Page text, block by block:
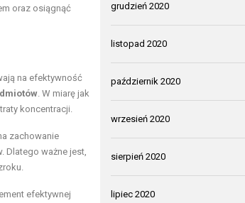
oraz osiągnąć
na efektywność
. W miarę jak
koncentracji.
zachowanie
Dlatego ważne jest,
efektywnej
grudzień 2020
listopad 2020
październik 2020
wrzesień 2020
sierpień 2020
lipiec 2020